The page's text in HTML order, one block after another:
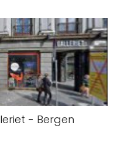
- Bergen